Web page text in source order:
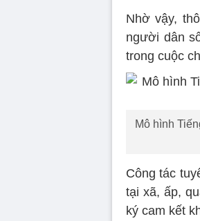
Nhờ vậy,
người dân
trong cuộc
Mô hình
Công tác
tại xã, ấp,
ký cam kết